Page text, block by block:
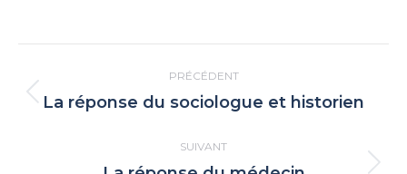
article
PRÉCÉDENT
Article
:
La réponse du sociologue et historien
SUIVANT